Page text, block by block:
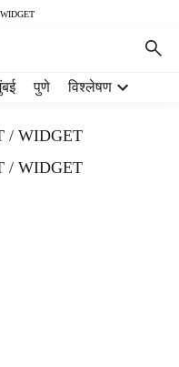
पुणे विश्लेषण
/ WIDGET
/ WIDGET